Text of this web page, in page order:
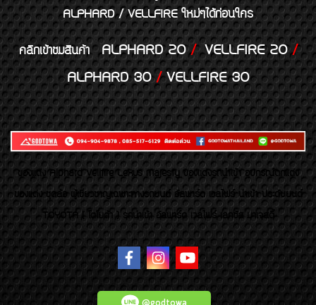
ALPHARD / VELLFIRE ใหม่ๆได้ก่อนใคร
คลิกเข้าชมสินค้า ALPHARD 20/VELLFIRE 20/
ALPHARD 30/VELLFIRE 30
ของเเต่ง Alphard Vellfire Lexus Majesty ของเเต่งรถนำเข้า อุปกรณ์ตกแต่ง
ของแต่ง ชุดล้อ ผู้เชี่ยวชาญเฉพาะทางรถยนต์ อัลพาร์ด เวลไฟร์ นำเข้า ประดับยนต์
TOYOTA ( โตโยต้า ) รถนำเข้า อัลพาร์ด เวลไฟร์ เลกซัส มาเจสตี้